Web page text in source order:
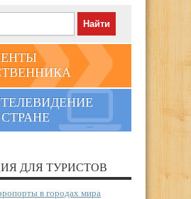
ДЛЯ ТУРИСТОВ
в городах мира